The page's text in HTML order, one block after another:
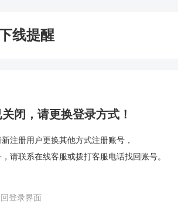
线提醒
闭，请更换登录方式！
注册用户更换其他方式注册账号，
请联系在线客服或拨打客服电话找回账号。
登录界面